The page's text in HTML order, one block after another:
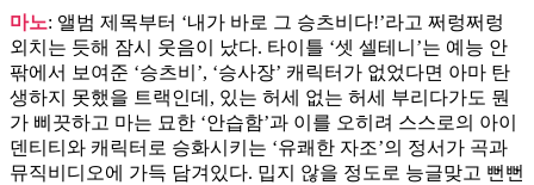
마노: 앨범 제목부터 ‘내가 바로 그 승츠비다!’라고 쩌렁쩌렁
외치는 듯해 잠시 웃음이 났다. 타이틀 ‘셋 셀테니’는 예능 안
팎에서 보여준 ‘승츠비’, ‘승사장’ 캐릭터가 없었다면 아마 탄
생하지 못했을 트랙인데, 있는 허세 없는 허세 부리다가도 뭔
가 삐끗하고 마는 묘한 ‘안습함’과 이를 오히려 스스로의 아이
덴티티와 캐릭터로 승화시키는 ‘유쾌한 자조’의 정서가 곡과
뮤직비디오에 가득 담겨있다. 밉지 않을 정도로 능글맞고 뻔뻔